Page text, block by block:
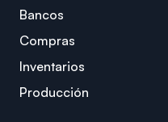
Bancos
Compras
Inventarios
Producción